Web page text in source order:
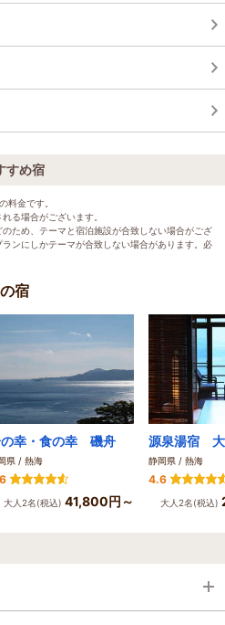
すめ宿
料金です。
る場合がございます。
ため、テーマと宿泊施設が合致しない場合がござ
ンにしかテーマが合致しない場合があります。必
宿
幸・食の幸 磯舟
県 / 熱海
大人2名(税込) 41,800円～
静岡県 / 熱海
4.6
大人2名(税込)